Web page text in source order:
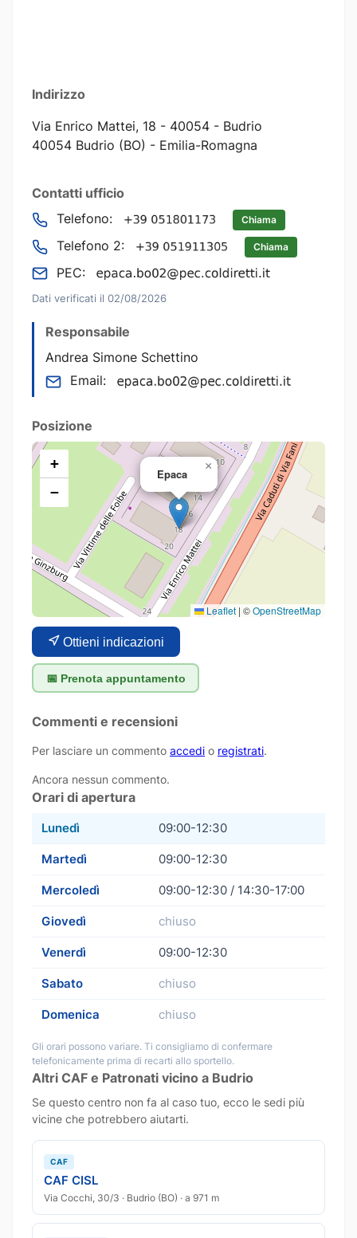
Indirizzo
Via Enrico Mattei, 18 - 40054 - Budrio
40054 Budrio (BO) - Emilia-Romagna
Contatti ufficio
Telefono:
Chiama
Telefono 2: Chiama
PEC:
Dati verificati il 02/08/2026
Responsabile
Andrea Simone Schettino
Email:
Posizione
Epaca
×
+
−
Leaflet | ©OpenStreetMap
Ottieni indicazioni
📅 Prenota appuntamento
Commenti e recensioni
Per lasciare un commento accedi o registrati.
Ancora nessun commento.
Orari di apertura
Lunedì 09:00-12:30
Martedì 09:00-12:30
Mercoledì 09:00-12:30 / 14:30-17:00
Giovedì chiuso
Venerdì 09:00-12:30
Sabato chiuso
Domenica chiuso
Gli orari possono variare. Ti consigliamo di confermare
telefonicamente prima di recarti allo sportello.
Altri CAF e Patronati vicino a Budrio
Se questo centro non fa al caso tuo, ecco le sedi più
vicine che potrebbero aiutarti.
CAF
CAF CISL
Via Cocchi, 30/3 · Budrio (BO) · a 971 m